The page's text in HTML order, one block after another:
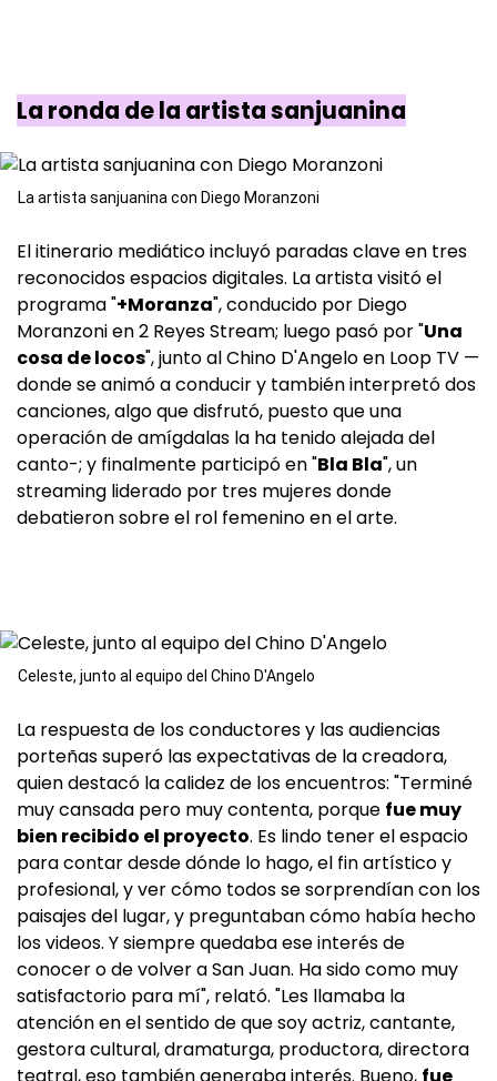
La ronda de la artista sanjuanina
La artista sanjuanina con Diego Moranzoni
El itinerario mediático incluyó paradas clave en tres
reconocidos espacios digitales. La artista visitó el
programa "+Moranza", conducido por Diego
Moranzoni en 2 Reyes Stream; luego pasó por "Una
cosa de locos", junto al Chino D'Angelo en Loop TV —
donde se animó a conducir y también interpretó dos
canciones, algo que disfrutó, puesto que una
operación de amígdalas la ha tenido alejada del
canto-; y finalmente participó en "Bla Bla", un
streaming liderado por tres mujeres donde
debatieron sobre el rol femenino en el arte.
Celeste, junto al equipo del Chino D'Angelo
La respuesta de los conductores y las audiencias
porteñas superó las expectativas de la creadora,
quien destacó la calidez de los encuentros: "Terminé
muy cansada pero muy contenta, porque fue muy
bien recibido el proyecto. Es lindo tener el espacio
para contar desde dónde lo hago, el fin artístico y
profesional, y ver cómo todos se sorprendían con los
paisajes del lugar, y preguntaban cómo había hecho
los videos. Y siempre quedaba ese interés de
conocer o de volver a San Juan. Ha sido como muy
satisfactorio para mí", relató. "Les llamaba la
atención en el sentido de que soy actriz, cantante,
gestora cultural, dramaturga, productora, directora